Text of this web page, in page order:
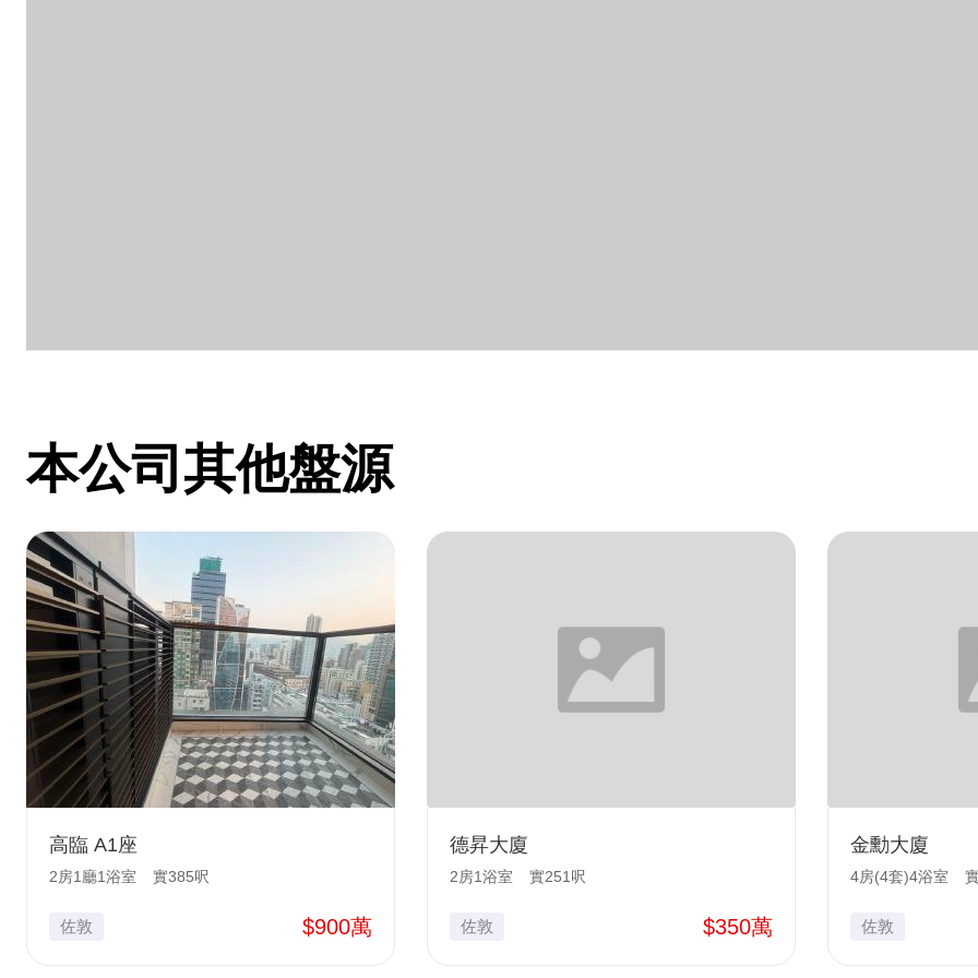
本公司其他盤源
高臨 A1座
2房1廳1浴室 實385呎
佐敦 $900萬
德昇大廈
2房1浴室 實251呎
佐敦 $350萬
金勳大廈
4房(4套)4浴室
佐敦